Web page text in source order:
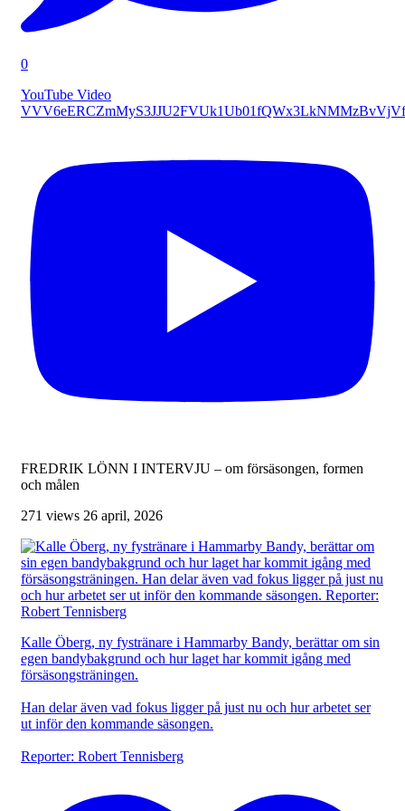
0
YouTube Video
FREDRIK LÖNN I INTERVJU – om försäsongen, formen
och målen
271 views 26 april, 2026
Kalle Öberg, ny fystränare i Hammarby Bandy, berättar om sin
egen bandybakgrund och hur laget har kommit igång med
försäsongsträningen.
Han delar även vad fokus ligger på just nu och hur arbetet ser
ut inför den kommande säsongen.
Reporter: Robert Tennisberg